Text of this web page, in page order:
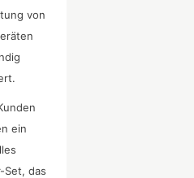
von
ein
Set, das